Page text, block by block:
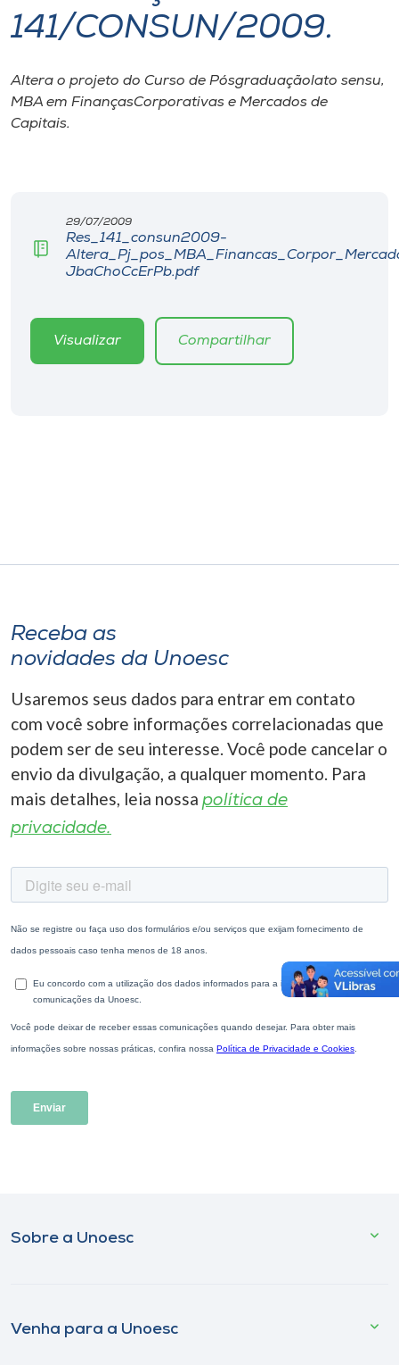
I.nova
Diplomados
Biblioteca
Rádio
A+
141/CONSUN/2009.
Altera o projeto do Curso de Pósgraduaçãolato sensu,
MBA em FinançasCorporativas e Mercados de
Capitais.
29/07/2009
Res_141_consun2009-
JbaChoCcErPb.pdf
Visualizar Compartilhar
Receba as
novidades da Unoesc
Usaremos seus dados para entrar em contato
com você sobre informações correlacionadas que
podem ser de seu interesse. Você pode cancelar o
envio da divulgação, a qualquer momento. Para
mais detalhes, leia nossa política de
privacidade.
Sobre a Unoesc
Venha para a Unoesc